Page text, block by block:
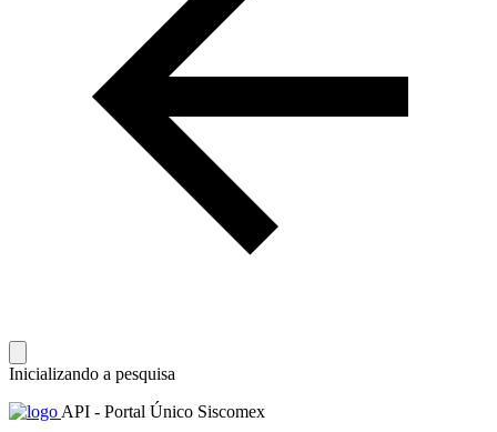
Inicializando a pesquisa
API - Portal Único Siscomex